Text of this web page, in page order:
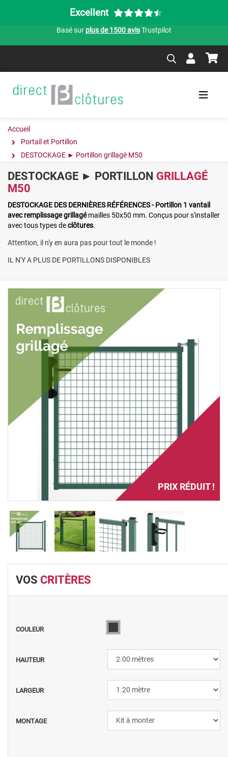
Excellent
Basé sur plus de 1500 avisTrustpilot
Accueil
Portail et Portillon
DESTOCKAGE ► Portillon grillagé M50
DESTOCKAGE ► PORTILLON GRILLAGÉ
M50
DESTOCKAGE DES DERNIÈRES RÉFÉRENCES - Portillon 1 vantail
avec remplissage grillagémailles 50x50 mm. Conçus pour s'installer
avec tous types declôtures.
Attention, il n'y en aura pas pour tout le monde !
IL N'Y A PLUS DE PORTILLONS DISPONIBLES
PRIX RÉDUIT !
VOS CRITÈRES
COULEUR
HAUTEUR
LARGEUR
MONTAGE